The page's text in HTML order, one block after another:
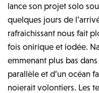
lance son projet solo
quelques jours de
rafraichissant nous fait
fois onirique et iodée.
emmenant plus bas
parallèle et d’un océan
noierait volontiers. Les